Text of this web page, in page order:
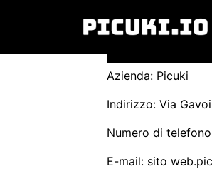
Azienda: Picuki
Indirizzo: Via
Numero di
E-mail: sito